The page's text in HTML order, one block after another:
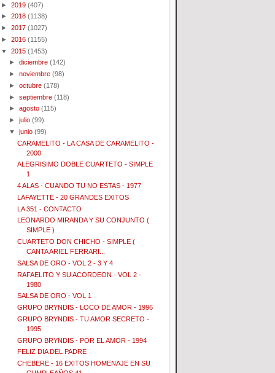
► 2019 (407)
► 2018 (1138)
► 2017 (1027)
► 2016 (1155)
▼ 2015 (1453)
►diciembre (142)
►noviembre (98)
►octubre (178)
►septiembre (118)
►agosto (115)
►julio (99)
▼junio (99)
CARAMELITO - LA CASA DE CARAMELITO -
2000
ALEGRISIMO DOBLE CUARTETO - SIMPLE
1
4 ALAS - CUANDO TU NO ESTAS - 1977
LAFAYETTE - 20 GRANDES EXITOS
LA 351 - CONTACTO
LEONARDO MIRANDA Y SU CONJUNTO (
SIMPLE )
CUARTETO DON CHICHO - SIMPLE (
CANTA ARIEL FERRARI...
SALSA DE ORO - VOL 2 - 3 Y 4
RAFAELITO Y SU ACORDEON - VOL 2 -
1980
SALSA DE ORO - VOL 1
GRUPO BRYNDIS - LOCO DE AMOR - 1996
GRUPO BRYNDIS - TU AMOR SECRETO -
1995
GRUPO BRYNDIS - POR EL AMOR - 1994
FELIZ DIA DEL PADRE
CHEBERE - 16 EXITOS HOMENAJE EN SU